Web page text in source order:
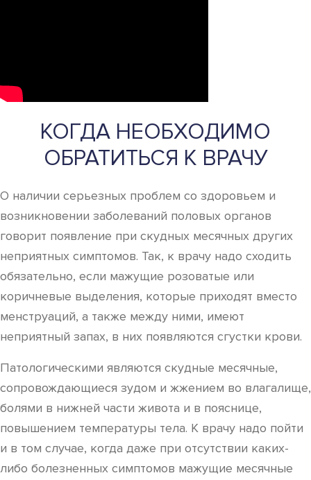
КОГДА НЕОБХОДИМО
ОБРАТИТЬСЯ К ВРАЧУ
О наличии серьезных проблем со здоровьем и
возникновении заболеваний половых органов
говорит появление при скудных месячных других
неприятных симптомов. Так, к врачу надо сходить
обязательно, если мажущие розоватые или
коричневые выделения, которые приходят вместо
менструаций, а также между ними, имеют
неприятный запах, в них появляются сгустки крови.
Патологическими являются скудные месячные,
сопровождающиеся зудом и жжением во влагалище,
болями в нижней части живота и в пояснице,
повышением температуры тела. К врачу надо пойти
и в том случае, когда даже при отсутствии каких-
либо болезненных симптомов мажущие месячные